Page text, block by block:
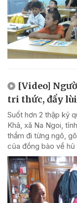
[Video]
tri thức, đẩy
Suốt hơn 2 thập kỷ
Khả, xã Na Ngoi,
thầm đi từng ngõ,
của đồng bào về